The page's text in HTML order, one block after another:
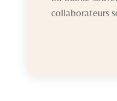
collaborateurs